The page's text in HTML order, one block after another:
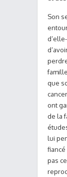
Son
que
ont
de la
lui
fiancé
pas